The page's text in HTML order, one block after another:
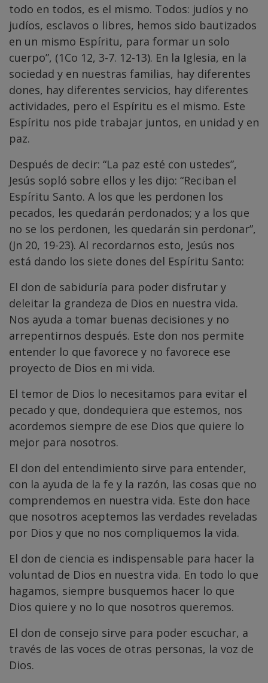
todo en todos, es el mismo. Todos: judíos y no
judíos, esclavos o libres, hemos sido bautizados
en un mismo Espíritu, para formar un solo
cuerpo”, (1Co 12, 3-7. 12-13). En la Iglesia, en la
sociedad y en nuestras familias, hay diferentes
dones, hay diferentes servicios, hay diferentes
actividades, pero el Espíritu es el mismo. Este
Espíritu nos pide trabajar juntos, en unidad y en
paz.
Después de decir: “La paz esté con ustedes”,
Jesús sopló sobre ellos y les dijo: “Reciban el
Espíritu Santo. A los que les perdonen los
pecados, les quedarán perdonados; y a los que
no se los perdonen, les quedarán sin perdonar”,
(Jn 20, 19-23). Al recordarnos esto, Jesús nos
está dando los siete dones del Espíritu Santo:
El don de sabiduría para poder disfrutar y
deleitar la grandeza de Dios en nuestra vida.
Nos ayuda a tomar buenas decisiones y no
arrepentirnos después. Este don nos permite
entender lo que favorece y no favorece ese
proyecto de Dios en mi vida.
El temor de Dios lo necesitamos para evitar el
pecado y que, dondequiera que estemos, nos
acordemos siempre de ese Dios que quiere lo
mejor para nosotros.
El don del entendimiento sirve para entender,
con la ayuda de la fe y la razón, las cosas que no
comprendemos en nuestra vida. Este don hace
que nosotros aceptemos las verdades reveladas
por Dios y que no nos compliquemos la vida.
El don de ciencia es indispensable para hacer la
voluntad de Dios en nuestra vida. En todo lo que
hagamos, siempre busquemos hacer lo que
Dios quiere y no lo que nosotros queremos.
El don de consejo sirve para poder escuchar, a
través de las voces de otras personas, la voz de
Dios.